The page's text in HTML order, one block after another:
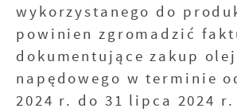
wykorzystanego do
powinien zgromadzić
dokumentujące zakup
napędowego w terminie
2024 r. do 31 lipca 2024